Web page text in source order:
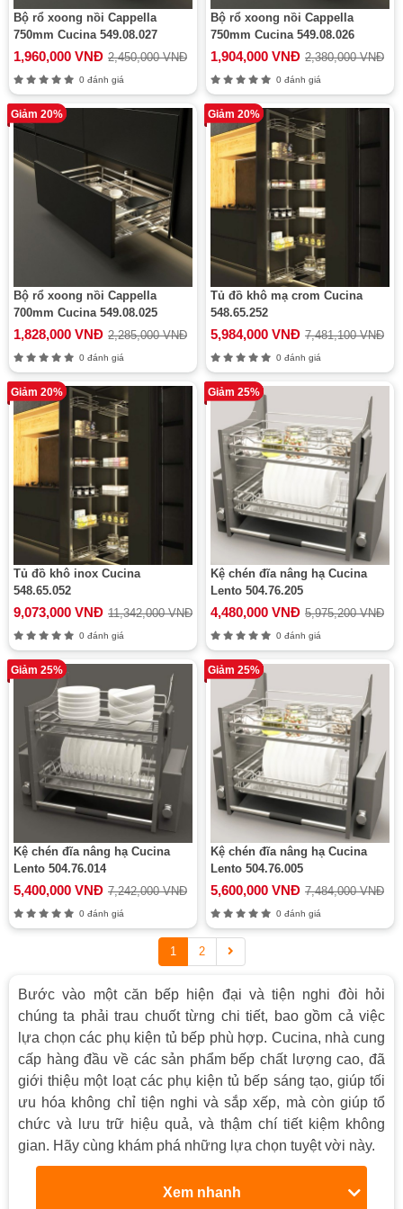
Bộ rổ xoong nồi Cappella
750mm Cucina 549.08.027
1,960,000 VNĐ 2,450,000 VNĐ
0 đánh giá
Bộ rổ xoong nồi Cappella
750mm Cucina 549.08.026
1,904,000 VNĐ 2,380,000 VNĐ
0 đánh giá
Giảm 20%
Bộ rổ xoong nồi Cappella
700mm Cucina 549.08.025
1,828,000 VNĐ 2,285,000 VNĐ
0 đánh giá
Giảm 20%
Tủ đồ khô mạ crom Cucina
548.65.252
5,984,000 VNĐ 7,481,100 VNĐ
0 đánh giá
Giảm 20%
Tủ đồ khô inox Cucina
548.65.052
9,073,000 VNĐ 11,342,000 VNĐ
0 đánh giá
Giảm 25%
Kệ chén đĩa nâng hạ Cucina
Lento 504.76.205
4,480,000 VNĐ 5,975,200 VNĐ
0 đánh giá
Giảm 25%
Kệ chén đĩa nâng hạ Cucina
Lento 504.76.014
5,400,000 VNĐ 7,242,000 VNĐ
0 đánh giá
Giảm 25%
Kệ chén đĩa nâng hạ Cucina
Lento 504.76.005
5,600,000 VNĐ 7,484,000 VNĐ
0 đánh giá
1 2
Bước vào một căn bếp hiện đại và tiện nghi đòi hỏi
chúng ta phải trau chuốt từng chi tiết, bao gồm cả việc
lựa chọn các phụ kiện tủ bếp phù hợp. Cucina, nhà cung
cấp hàng đầu về các sản phẩm bếp chất lượng cao, đã
giới thiệu một loạt các phụ kiện tủ bếp sáng tạo, giúp tối
ưu hóa không chỉ tiện nghi và sắp xếp, mà còn giúp tổ
chức và lưu trữ hiệu quả, và thậm chí tiết kiệm không
gian. Hãy cùng khám phá những lựa chọn tuyệt vời này.
Xem nhanh